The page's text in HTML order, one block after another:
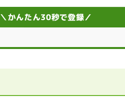
＼かんたん30秒で登録／